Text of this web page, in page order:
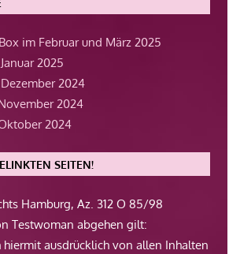
im Februar und März 2025
2025
2024
2024
2024
SEITEN!
Hamburg, Az. 312 O 85/98
Testwoman abgehen gilt:
hiermit ausdrücklich von allen Inhalten